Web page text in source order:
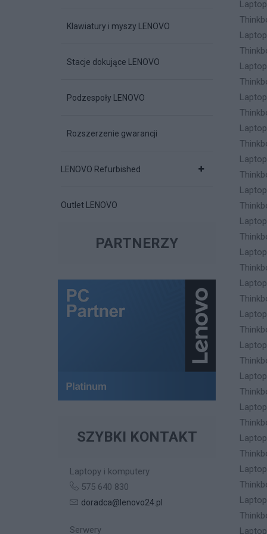
Klawiatury i myszy LENOVO
Stacje dokujące LENOVO
Podzespoły LENOVO
Rozszerzenie gwarancji
LENOVO Refurbished
Outlet LENOVO
PARTNERZY
SZYBKI KONTAKT
Laptopy i komputery
575 640 830
doradca@lenovo24.pl
Serwery